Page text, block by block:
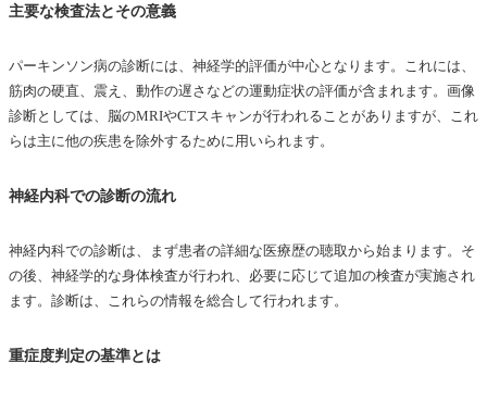
主要な検査法とその意義
パーキンソン病の診断には、神経学的評価が中心となります。これには、
筋肉の硬直、震え、動作の遅さなどの運動症状の評価が含まれます。画像
診断としては、脳のMRIやCTスキャンが行われることがありますが、これ
らは主に他の疾患を除外するために用いられます。
神経内科での診断の流れ
神経内科での診断は、まず患者の詳細な医療歴の聴取から始まります。そ
の後、神経学的な身体検査が行われ、必要に応じて追加の検査が実施され
ます。診断は、これらの情報を総合して行われます。
重症度判定の基準とは